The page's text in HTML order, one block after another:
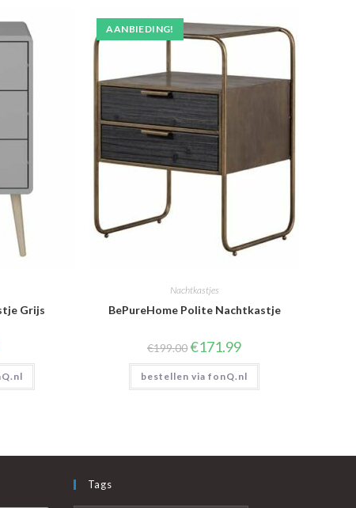
Grijs
AANBIEDING!
Nachtkastjes
BePureHome Polite Nachtkastje
€199.00Oorspronkelijke
prijs
was:
€199.00.
€171.99Huidige
is:
€171.99.
bestellen via fonQ.nl
Tags